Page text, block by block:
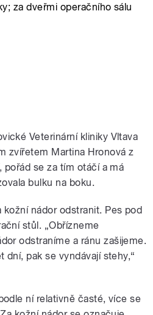
za dveřmi operačního sálu
Veterinární kliniky Vltava
zvířetem Martina Hronová z
pořád se za tím otáčí a má
bulku na boku.
nádor odstranit. Pes pod
stůl. „Obřízneme
odstraníme a ránu zašijeme.
dní, pak se vyndávají stehy,“
ní relativně časté, více se